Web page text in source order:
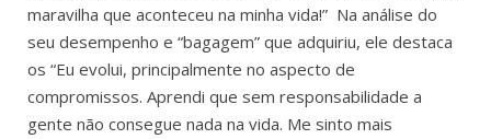
maravilha que aconteceu na minha vida!” Na análise do
seu desempenho e “bagagem” que adquiriu, ele destaca
os “Eu evolui, principalmente no aspecto de
compromissos. Aprendi que sem responsabilidade a
gente não consegue nada na vida. Me sinto mais